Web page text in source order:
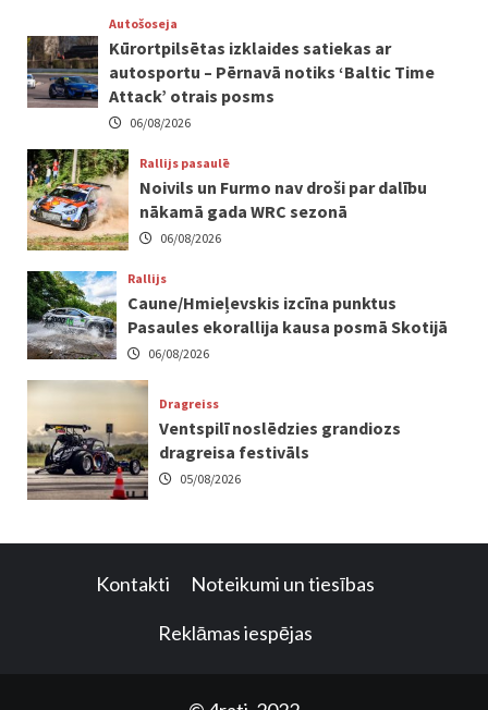
Autošoseja
Kūrortpilsētas izklaides satiekas ar
autosportu – Pērnavā notiks ‘Baltic Time
Attack’ otrais posms
06/08/2026
Rallijs pasaulē
Noivils un Furmo nav droši par dalību
nākamā gada WRC sezonā
06/08/2026
Rallijs
Caune/Hmieļevskis izcīna punktus
Pasaules ekorallija kausa posmā Skotijā
06/08/2026
Dragreiss
Ventspilī noslēdzies grandiozs
dragreisa festivāls
05/08/2026
Kontakti Noteikumi un tiesības
Reklāmas iespējas